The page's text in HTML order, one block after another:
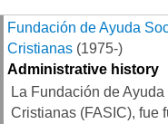
Fundación de Ayuda
Cristianas (1975-)
Administrative history
La Fundación de
Cristianas (FASIC), fue